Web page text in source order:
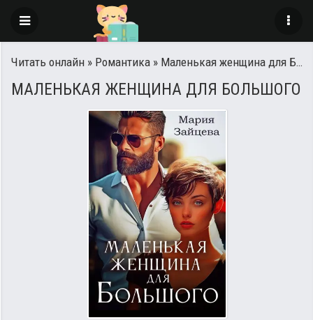
Читать онлайн » Романтика » Маленькая женщина для Большого
МАЛЕНЬКАЯ ЖЕНЩИНА ДЛЯ БОЛЬШОГО